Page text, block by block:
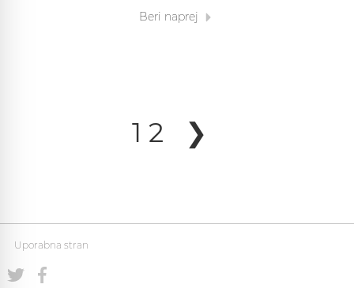
Beri naprej
1 2 ❯
Uporabna stran